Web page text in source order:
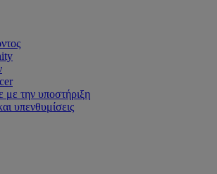
με την υποστήριξη
υπενθυμίσεις